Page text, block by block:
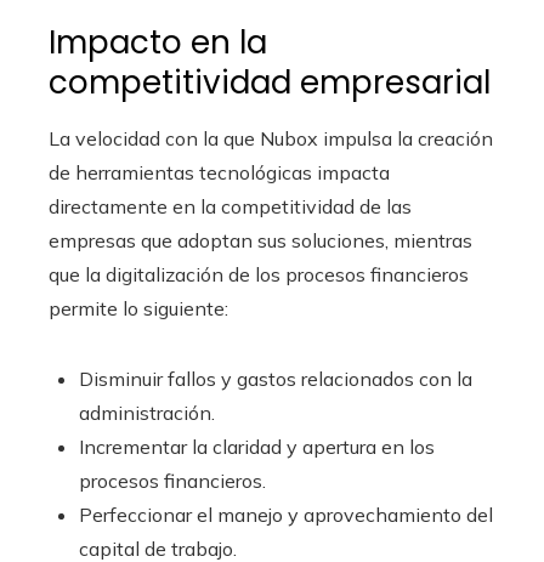
Impacto en la
competitividad empresarial
La velocidad con la que Nubox impulsa la creación
de herramientas tecnológicas impacta
directamente en la competitividad de las
empresas que adoptan sus soluciones, mientras
que la digitalización de los procesos financieros
permite lo siguiente:
Disminuir fallos y gastos relacionados con la
administración.
Incrementar la claridad y apertura en los
procesos financieros.
Perfeccionar el manejo y aprovechamiento del
capital de trabajo.